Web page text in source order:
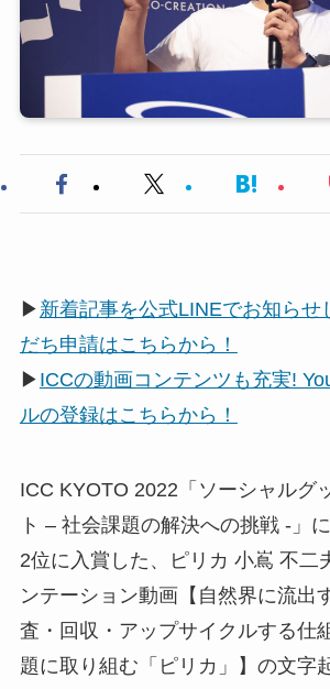
▶ 新着記事を公式LINEでお知らせ
だち申請はこちらから！
▶ ICCの動画コンテンツも充実!
ルの登録はこちらから！
ICC KYOTO 2022「ソーシャルグ
ト – 社会課題の解決への挑戦 -」
2位に入賞した、ピリカ 小嶌 不二
ンテーション動画【自然界に流出
査・回収・アップサイクルする仕
題に取り組む「ピリカ」】の文字